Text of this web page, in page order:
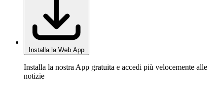
Installa la Web App
Installa la nostra App gratuita e accedi più velocemente alle
notizie